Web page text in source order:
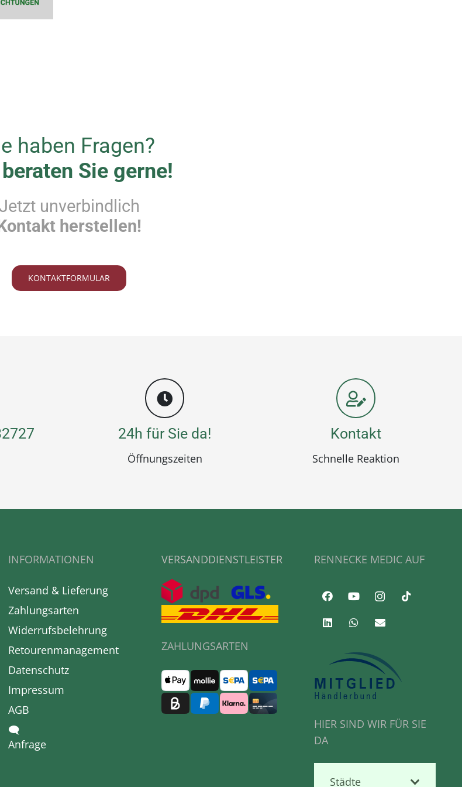
haben Fragen?
Sie gerne!
Jetzt unverbindlich
herstellen!
KONTAKTFORMULAR
24h für Sie da!
Öffnungszeiten
Kontakt
Schnelle Reaktion
INFORMATIONEN
Versand & Lieferung
Zahlungsarten
Widerrufsbelehrung
Retourenmanagement
Datenschutz
Impressum
AGB
🗨
Anfrage
VERSANDDIENSTLEISTER
ZAHLUNGSARTEN
RENNECKE MEDIC AUF
HIER SIND WIR FÜR SIE
DA
Städte